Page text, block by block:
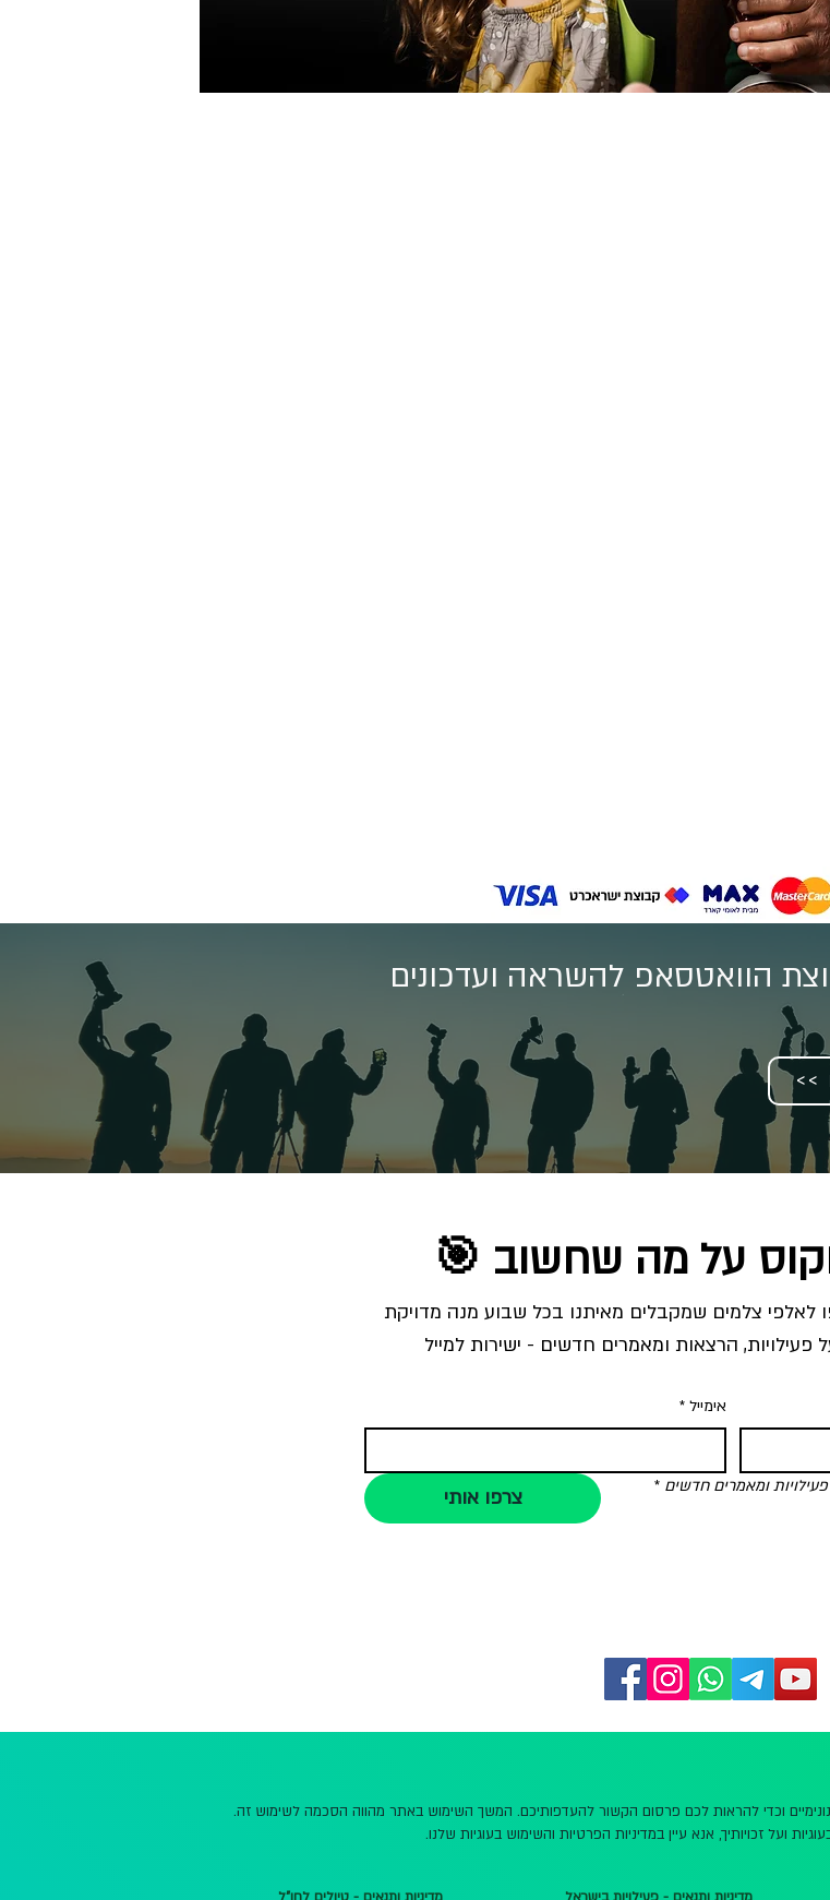
הוואטסאפ להשראה ועדכונים
על מה שחשוב 🎯
פעילויות, הרצאות ומאמרים חדשים - ישירות למייל
אימייל *
ומאמרים חדשים * צרפו אותי
וכדי להראות לכם פרסום הקשור להעדפותיכם. המשך השימוש באתר מהווה הסכמה לשימוש זה.
ועל זכויותיך, אנא עיין במדיניות הפרטיות והשימוש בעוגיות שלנו.